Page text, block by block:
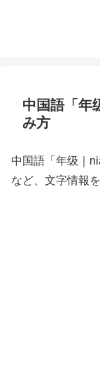
中国語「年
み方
中国語「年级｜
など、文字情報